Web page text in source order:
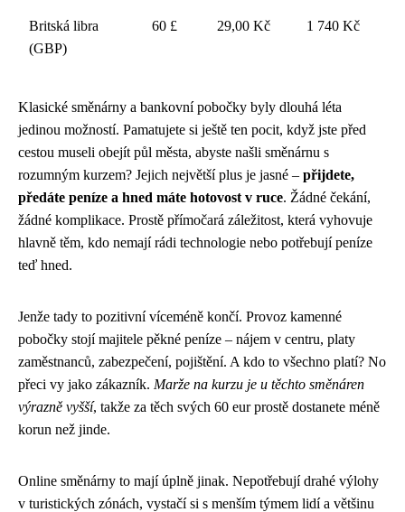
Britská libra
(GBP)
60 £ 29,00 Kč 1 740 Kč
Klasické směnárny a bankovní pobočky byly dlouhá léta
jedinou možností. Pamatujete si ještě ten pocit, když jste před
cestou museli obejít půl města, abyste našli směnárnu s
rozumným kurzem? Jejich největší plus je jasné – přijdete,
předáte peníze a hned máte hotovost v ruce. Žádné čekání,
žádné komplikace. Prostě přímočará záležitost, která vyhovuje
hlavně těm, kdo nemají rádi technologie nebo potřebují peníze
teď hned.
Jenže tady to pozitivní víceméně končí. Provoz kamenné
pobočky stojí majitele pěkné peníze – nájem v centru, platy
zaměstnanců, zabezpečení, pojištění. A kdo to všechno platí? No
přeci vy jako zákazník. Marže na kurzu je u těchto směnáren
výrazně vyšší, takže za těch svých 60 eur prostě dostanete méně
korun než jinde.
Online směnárny to mají úplně jinak. Nepotřebují drahé výlohy
v turistických zónách, vystačí si s menším týmem lidí a většinu